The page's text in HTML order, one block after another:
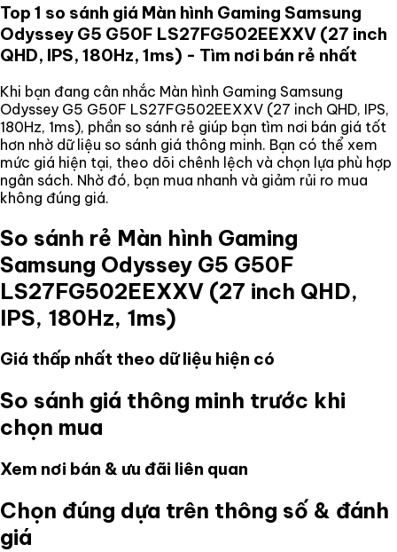
Top 1 so sánh giá Màn hình Gaming Samsung
Odyssey G5 G50F LS27FG502EEXXV (27 inch
QHD, IPS, 180Hz, 1ms) - Tìm nơi bán rẻ nhất
Khi bạn đang cân nhắc Màn hình Gaming Samsung
Odyssey G5 G50F LS27FG502EEXXV (27 inch QHD, IPS,
180Hz, 1ms), phần so sánh rẻ giúp bạn tìm nơi bán giá tốt
hơn nhờ dữ liệu so sánh giá thông minh. Bạn có thể xem
mức giá hiện tại, theo dõi chênh lệch và chọn lựa phù hợp
ngân sách. Nhờ đó, bạn mua nhanh và giảm rủi ro mua
không đúng giá.
So sánh rẻ Màn hình Gaming
Samsung Odyssey G5 G50F
LS27FG502EEXXV (27 inch QHD,
IPS, 180Hz, 1ms)
Giá thấp nhất theo dữ liệu hiện có
So sánh giá thông minh trước khi
chọn mua
Xem nơi bán & ưu đãi liên quan
Chọn đúng dựa trên thông số & đánh
giá